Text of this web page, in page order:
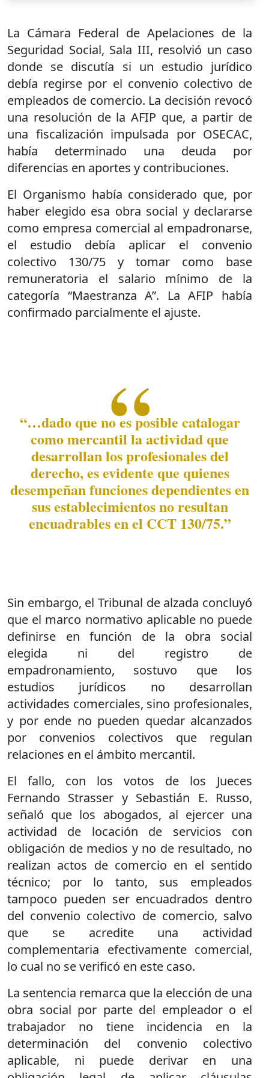
La Cámara Federal de Apelaciones de la
Seguridad Social, Sala III, resolvió un caso
donde se discutía si un estudio jurídico
debía regirse por el convenio colectivo de
empleados de comercio. La decisión revocó
una resolución de la AFIP que, a partir de
una fiscalización impulsada por OSECAC,
había determinado una deuda por
diferencias en aportes y contribuciones.
El Organismo había considerado que, por
haber elegido esa obra social y declararse
como empresa comercial al empadronarse,
el estudio debía aplicar el convenio
colectivo 130/75 y tomar como base
remuneratoria el salario mínimo de la
categoría “Maestranza A”. La AFIP había
confirmado parcialmente el ajuste.
“…dado que no es posible catalogar
como mercantil la actividad que
desarrollan los profesionales del
derecho, es evidente que quienes
desempeñan funciones dependientes en
sus establecimientos no resultan
encuadrables en el CCT 130/75.”
Sin embargo, el Tribunal de alzada concluyó
que el marco normativo aplicable no puede
definirse en función de la obra social
elegida ni del registro de
empadronamiento, sostuvo que los
estudios jurídicos no desarrollan
actividades comerciales, sino profesionales,
y por ende no pueden quedar alcanzados
por convenios colectivos que regulan
relaciones en el ámbito mercantil.
El fallo, con los votos de los Jueces
Fernando Strasser y Sebastián E. Russo,
señaló que los abogados, al ejercer una
actividad de locación de servicios con
obligación de medios y no de resultado, no
realizan actos de comercio en el sentido
técnico; por lo tanto, sus empleados
tampoco pueden ser encuadrados dentro
del convenio colectivo de comercio, salvo
que se acredite una actividad
complementaria efectivamente comercial,
lo cual no se verificó en este caso.
La sentencia remarca que la elección de una
obra social por parte del empleador o el
trabajador no tiene incidencia en la
determinación del convenio colectivo
aplicable, ni puede derivar en una